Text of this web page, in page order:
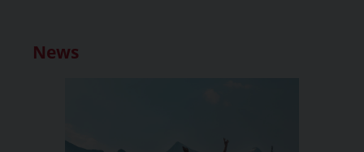
News